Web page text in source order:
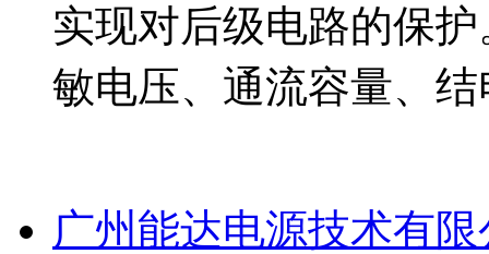
实现对后级电路的保
敏电压、通流容量、
广州能达电源技术有